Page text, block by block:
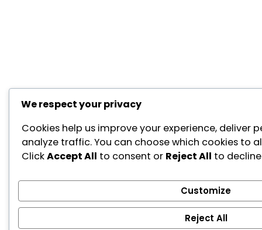
We respect your privacy
Cookies help us improve your experience, deliver
analyze traffic. You can choose which cookies to
ClickAccept All to consent or Reject All to
Customize
Reject All